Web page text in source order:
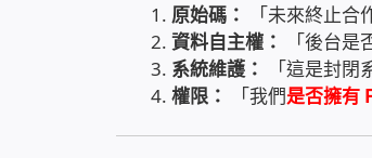
原始碼：
「未來終止合
資料自主權：
「後台是
系統維護：
「這是封閉
權限：
「我們是否擁有